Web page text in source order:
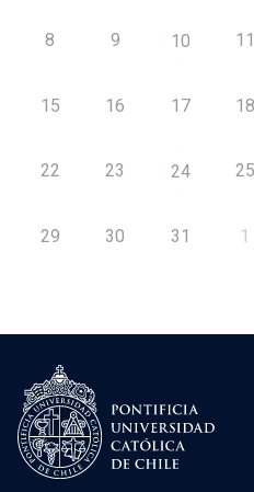
8 9 10 11
15 16 17 18
22 23 24 25
29 30 31 1